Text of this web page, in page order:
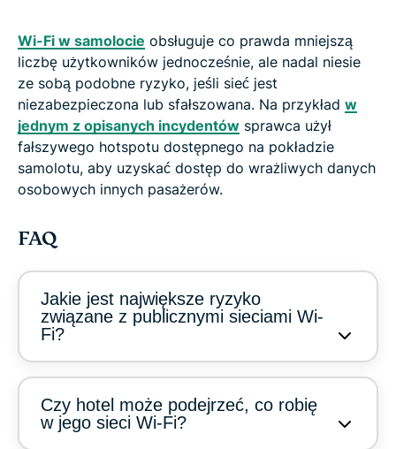
Wi-Fi w samolocie obsługuje co prawda mniejszą
liczbę użytkowników jednocześnie, ale nadal niesie
ze sobą podobne ryzyko, jeśli sieć jest
niezabezpieczona lub sfałszowana. Na przykład w
jednym z opisanych incydentów sprawca użył
fałszywego hotspotu dostępnego na pokładzie
samolotu, aby uzyskać dostęp do wrażliwych danych
osobowych innych pasażerów.
FAQ
Jakie jest największe ryzyko
związane z publicznymi sieciami Wi-
Fi?
Czy hotel może podejrzeć, co robię
w jego sieci Wi-Fi?